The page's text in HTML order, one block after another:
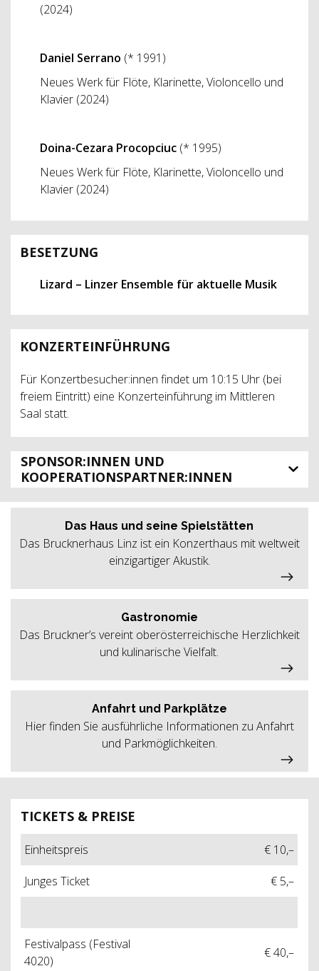
(2024)
Daniel Serrano (* 1991)
Neues Werk für Flöte, Klarinette, Violoncello und
Klavier (2024)
Doina-Cezara Procopciuc (* 1995)
Neues Werk für Flöte, Klarinette, Violoncello und
Klavier (2024)
BESETZUNG
Lizard – Linzer Ensemble für aktuelle Musik
KONZERTEINFÜHRUNG
Für Konzertbesucher:innen findet um 10:15 Uhr (bei
freiem Eintritt) eine Konzerteinführung im Mittleren
Saal statt.
SPONSOR:INNEN UND
KOOPERATIONSPARTNER:INNEN
TICKETS & PREISE
Einheitspreis
€ 10,–
Junges Ticket
€ 5,–
Festivalpass (Festival
4020)
€ 40,–
Das Haus und seine Spielstätten
Das Brucknerhaus Linz ist ein Konzerthaus mit weltweit
einzigartiger Akustik.
Gastronomie
Das Bruckner’s vereint oberösterreichische Herzlichkeit
und kulinarische Vielfalt.
Anfahrt und Parkplätze
Hier finden Sie ausführliche Informationen zu Anfahrt
und Parkmöglichkeiten.